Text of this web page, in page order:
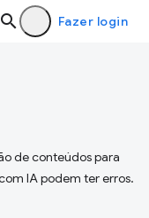
Fazer login
de conteúdos para
IA podem ter erros.